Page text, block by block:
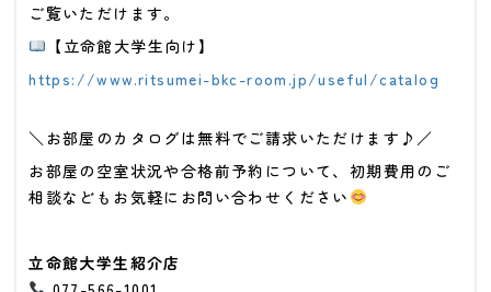
ご覧いただけます。
【立命館大学生向け】
https://www.ritsumei-bkc-room.jp/useful/catalog
＼お部屋のカタログは無料でご請求いただけます♪／
お部屋の空室状況や合格前予約について、初期費用のご
相談などもお気軽にお問い合わせください
立命館大学生紹介店